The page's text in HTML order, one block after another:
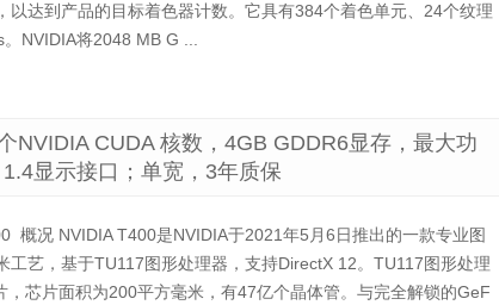
以达到产品的目标着色器计数。它具有384个着色单元、24个纹理
NVIDIA将2048 MB G ...
NVIDIA CUDA 核数，4GB GDDR6显存，最大功
显示接口；单宽，3年质保
概况 NVIDIA T400是NVIDIA于2021年5月6日推出的一款专业图
工艺，基于TU117图形处理器，支持DirectX 12。TU117图形处理
，芯片面积为200平方毫米，有47亿个晶体管。与完全解锁的GeF